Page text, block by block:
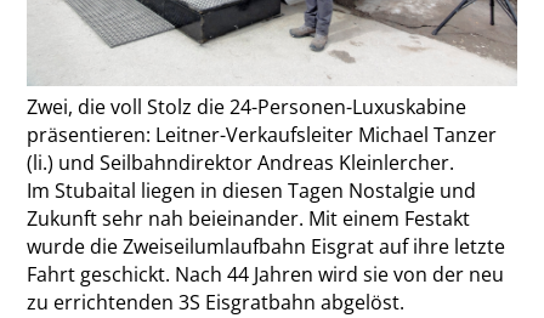
Zwei, die voll Stolz die 24-Personen-Luxuskabine
präsentieren: Leitner-Verkaufsleiter Michael Tanzer
(li.) und Seilbahndirektor Andreas Kleinlercher.
Im Stubaital liegen in diesen Tagen Nostalgie und
Zukunft sehr nah beieinander. Mit einem Festakt
wurde die Zweiseilumlaufbahn Eisgrat auf ihre letzte
Fahrt geschickt. Nach 44 Jahren wird sie von der neu
zu errichtenden 3S Eisgratbahn abgelöst.